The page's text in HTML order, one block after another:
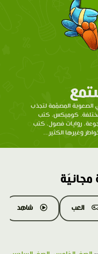
الصعوبة المصمّمة لتجذب
كوميكس، كتب
روايات فصول، كتب
وغيرها الكثير...
مجانيّة
العب شاهد